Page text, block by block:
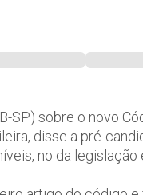
SP) sobre o novo
disse a pré-
no da